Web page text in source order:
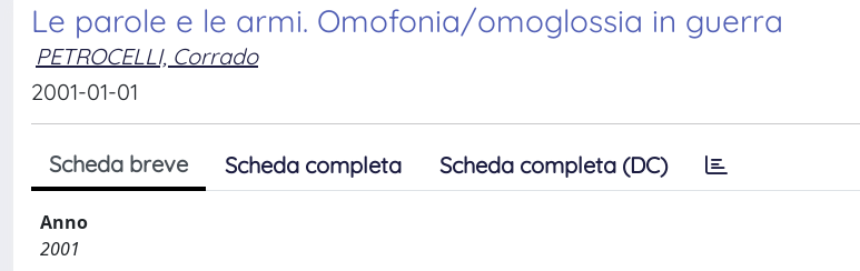
Le parole e le armi. Omofonia/omoglossia in guerra
PETROCELLI, Corrado
2001-01-01
Scheda breve Scheda completa Scheda completa (DC)
Anno
2001